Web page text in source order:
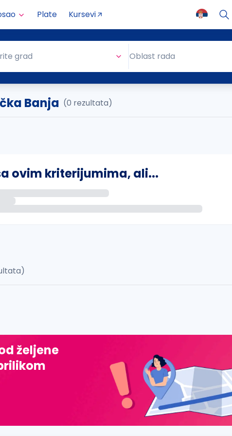
Plate Kursevi
grad Oblast rada
Banja (0 rezultata)
ovim kriterijumima, ali...
đ, ž, dž)
željene